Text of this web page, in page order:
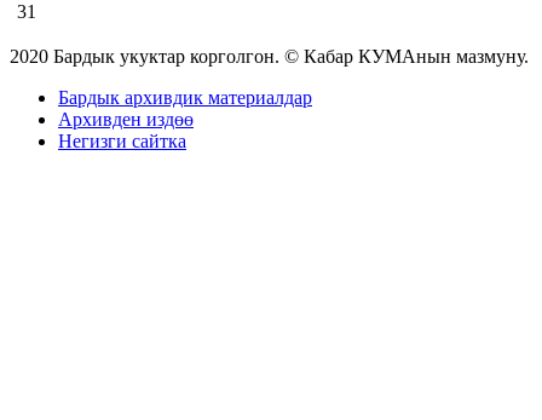
31
2020 Бардык укуктар корголгон. © Кабар КУМАнын мазмуну.
Бардык архивдик материалдар
Архивден издөө
Негизги сайтка